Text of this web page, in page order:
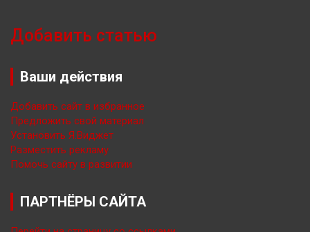
Добавить статью
Ваши действия
Добавить сайт в избранное
Предложить свой материал
Установить Я.Виджет
Разместить рекламу
Помочь сайту в развитии
ПАРТНЁРЫ САЙТА